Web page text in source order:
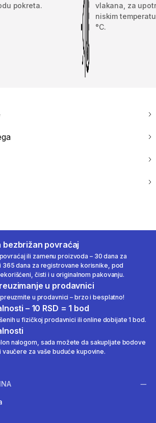
pokreta.
vlakana, za
niskim
°C.
bezbrižan povraćaj
ili zamenu proizvoda – 30 dana za
365 dana za registrovane korisnike, pod
čisti i u originalnom pakovanju.
u prodavnici
u prodavnici – brzo i besplatno!
– 10 RSD = 1 bod
u fizičkoj prodavnici ili online dobijate 1 bod.
nalogom, sada možete da sakupljate bodove
za vaše buduće kupovine.